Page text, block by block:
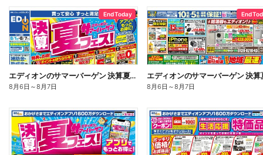
End Today
エディオンのサマーバーゲン 決算夏フェス(オモテ)
8月6日 ～8月7日
End
8月6日 ～8月7日